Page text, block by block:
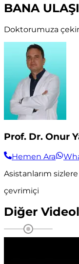
BANA
Doktorumuza
Prof. Dr. Onur
Hemen Ara
Asistanlarım
çevrimiçi
Diğer